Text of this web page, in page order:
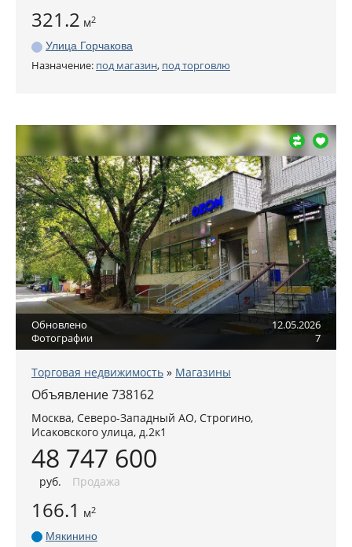
321.2 м2
Улица Горчакова
Назначение: под магазин, под торговлю
Обновлено
12.05.2026
Фотографии
7
Торговая недвижимость » Магазины
Объявление 738162
Москва, Северо-Западный АО, Строгино,
Исаковского улица, д.2к1
48 747 600
руб. Продажа
166.1 м2
Мякинино